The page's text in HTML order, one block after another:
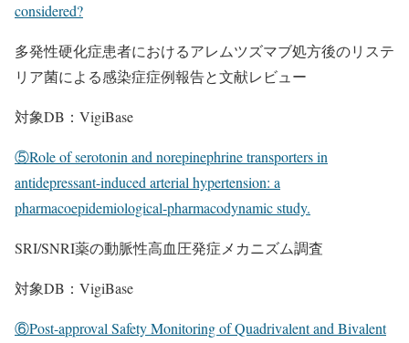
considered?
多発性硬化症患者におけるアレムツズマブ処方後のリステ
リア菌による感染症症例報告と文献レビュー
対象DB：VigiBase
⑤Role of serotonin and norepinephrine transporters in
antidepressant-induced arterial hypertension: a
pharmacoepidemiological-pharmacodynamic study.
SRI/SNRI薬の動脈性高血圧発症メカニズム調査
対象DB：VigiBase
⑥Post-approval Safety Monitoring of Quadrivalent and Bivalent